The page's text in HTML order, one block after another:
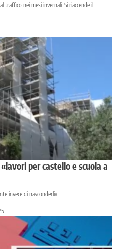
traffico nei mesi invernali. Si riaccende il
per castello e scuola a
invece di nasconderli»